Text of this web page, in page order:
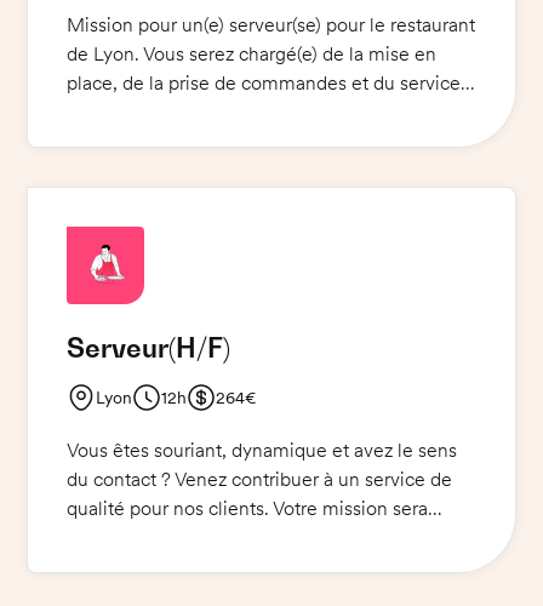
Mission pour un(e) serveur(se) pour le restaurant
de Lyon. Vous serez chargé(e) de la mise en
place, de la prise de commandes et du service
clients et leur fournir un service de qualité. Vous
professionnelle sont indispensables. Si vous
êtes motivé(e), dynamique et avez le sens du
service, nous vous attendons dans notre
Serveur(H/F)
Lyon 12h 264€
Vous êtes souriant, dynamique et avez le sens
du contact ? Venez contribuer à un service de
qualité pour nos clients. Votre mission sera
respect des règles d'hygiène et de sécurité